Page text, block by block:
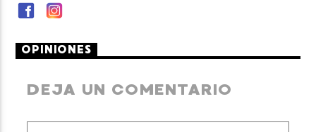
OPINIONES
DEJA UN COMENTARIO